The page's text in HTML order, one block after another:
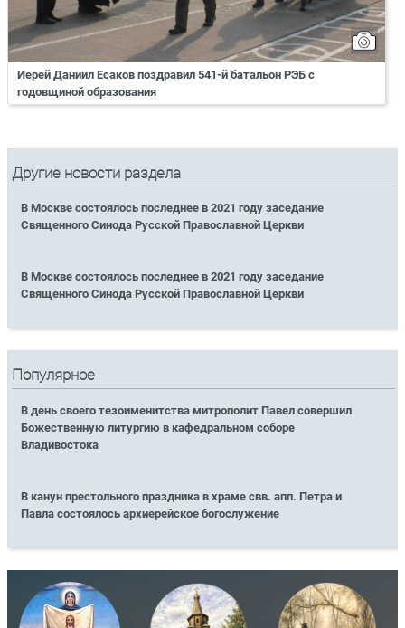
Иерей Даниил Есаков поздравил 541-й батальон РЭБ с
годовщиной образования
Другие новости раздела
В Москве состоялось последнее в 2021 году заседание
Священного Синода Русской Православной Церкви
В Москве состоялось последнее в 2021 году заседание
Священного Синода Русской Православной Церкви
Популярное
В день своего тезоименитства митрополит Павел совершил
Божественную литургию в кафедральном соборе
Владивостока
В канун престольного праздника в храме свв. апп. Петра и
Павла состоялось архиерейское богослужение